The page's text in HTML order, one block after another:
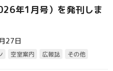
年1月号）を発刊しま
27日
空室案内 広報誌 その他